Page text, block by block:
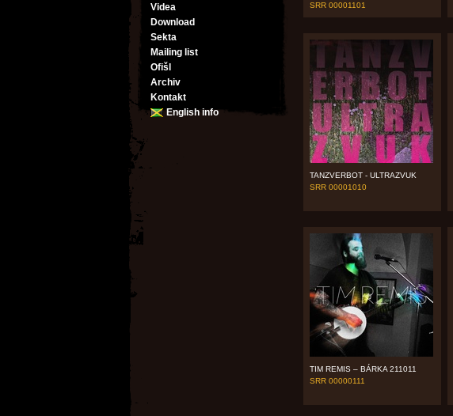
Videa
Download
Sekta
Mailing list
Ofišl
Archiv
Kontakt
English info
SRR 00001101
TANZVERBOT - ULTRAZVUK
SRR 00001010
TIM REMIS – BÁRKA 211011
SRR 00000111